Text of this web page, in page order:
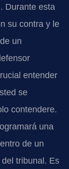
Durante esta
su contra y le
un
entender
se
contendere.
una
de un
tribunal. Es